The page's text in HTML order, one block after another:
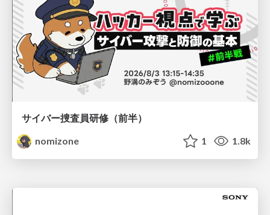
サイバー捜査員研修（前半）
nomizone
1 1.8k